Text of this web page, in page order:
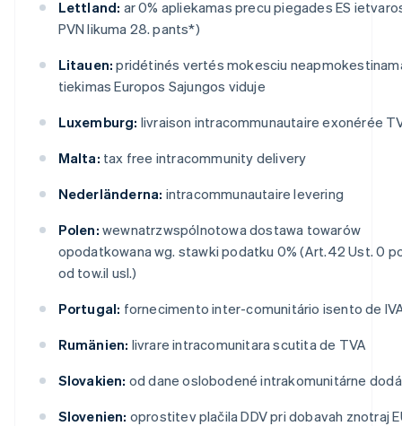
Lettland: ar 0% apliekamas precu piegades ES
PVN likuma 28. pants*)
Litauen: pridétinés vertés mokesciu
tiekimas Europos Sajungos viduje
Luxemburg: livraison intracommunautaire exonérée
Malta: tax free intracommunity delivery
Nederländerna: intracommunautaire levering
Polen: wewnatrzwspólnotowa dostawa towarów
opodatkowana wg. stawki podatku 0% (Art.42 Ust. 0
od tow.il usl.)
Portugal: fornecimento inter-comunitário isento de
Rumänien: livrare intracomunitara scutita de TVA
Slovakien: od dane oslobodené intrakomunitárne
Slovenien: oprostitev plačila DDV pri dobavah znotraj